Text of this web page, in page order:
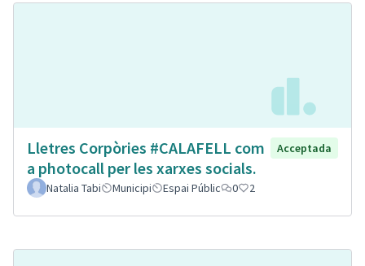
Lletres Corpòries #CALAFELL com
a photocall per les xarxes socials.
Acceptada
Natalia Tabi Municipi Espai Públic 0 2